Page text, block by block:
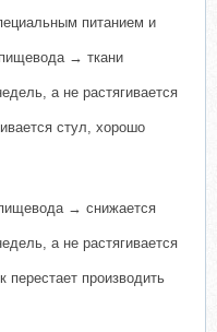
питанием и
→ ткани
а не растягивается
стул, хорошо
→ снижается
а не растягивается
производить